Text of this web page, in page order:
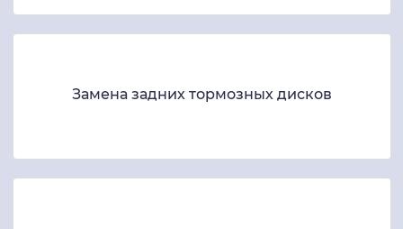
Замена задних тормозных дисков